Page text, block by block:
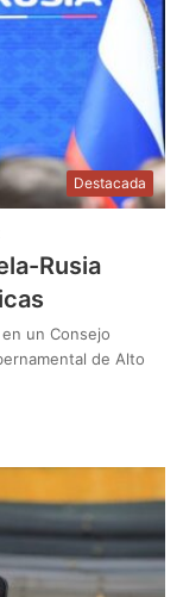
Destacada
Rusia
un Consejo
de Alto